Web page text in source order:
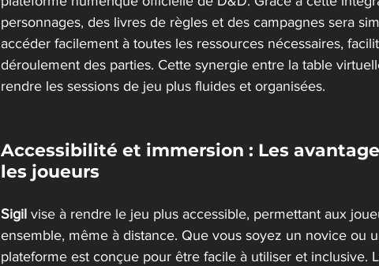
personnages, des livres de règles et des campagnes sera
accéder facilement à toutes les ressources nécessaires,
déroulement des parties. Cette synergie entre la table
rendre les sessions de jeu plus fluides et organisées.
Accessibilité et immersion : Les
les joueurs
Sigil vise à rendre le jeu plus accessible, permettant aux
ensemble, même à distance. Que vous soyez un novice ou
plateforme est conçue pour être facile à utiliser et inclusive.